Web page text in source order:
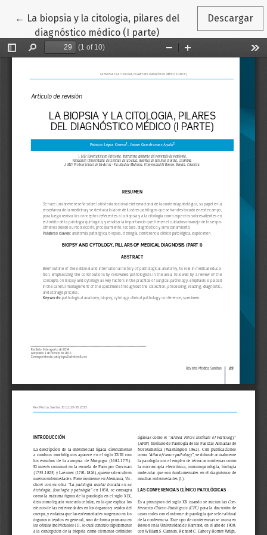
← Volver a los detalles del artículo
La biopsia y la citologia, pilares del
diagnóstico médico (I parte)
Descargar